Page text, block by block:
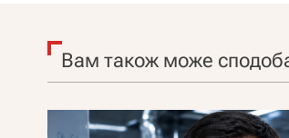
Вам також може